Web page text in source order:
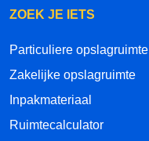
ZOEK JE IETS
Particuliere opslagruimte
Zakelijke opslagruimte
Inpakmateriaal
Ruimtecalculator